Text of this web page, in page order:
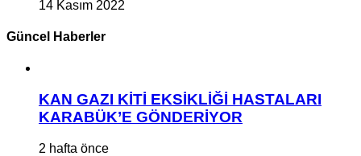
14 Kasım 2022
Güncel Haberler
KAN GAZI KİTİ EKSİKLİĞİ HASTALARI
KARABÜK’E GÖNDERİYOR
2 hafta önce